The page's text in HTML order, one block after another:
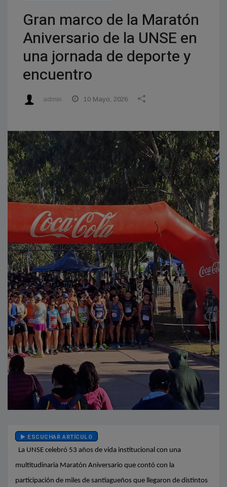
Gran marco de la Maratón
Aniversario de la UNSE en
una jornada de deporte y
encuentro
admin 10 Mayo, 2026
ESCUCHAR ARTÍCULO
La UNSE celebró 53 años de vida institucional con una
multitudinaria Maratón Aniversario que contó con la
participación de miles de santiagueños que llegaron de distintos